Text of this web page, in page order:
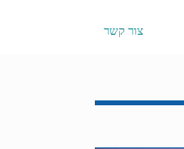
צור קשר